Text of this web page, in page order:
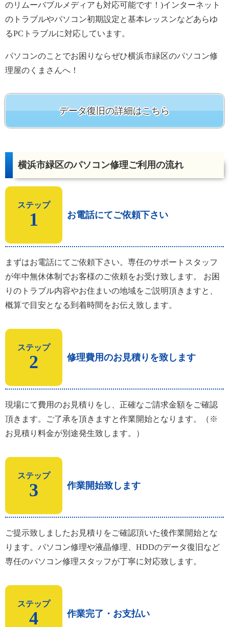
のリムーバブルメディアも対応可能です！)インターネット
のトラブルやパソコン初期設定と基本レッスンなどあらゆ
るPCトラブルに対応しています。
パソコンのことでお困りならぜひ横浜市緑区のパソコン修
理屋のくまさんへ！
データ復旧の詳細はこちら
横浜市緑区のパソコン修理ご利用の流れ
ステップ
1 お電話にてご依頼下さい
まずはお電話にてご依頼下さい。専任のサポートスタッフ
が年中無休体制でお客様のご依頼をお受け致します。 お困
りのトラブル内容やお住まいの地域をご説明頂きますと、
概算で目安となる到着時間をお伝え致します。
ステップ
2 修理費用のお見積りを致します
現場にて費用のお見積りをし、正確なご請求金額をご確認
頂きます。ご了承を頂きますと作業開始となります。（※
お見積り料金が別途発生致します。）
ステップ
3 作業開始致します
ご提示致しましたお見積りをご確認頂いた後作業開始とな
ります。パソコン修理や液晶修理、HDDのデータ復旧など
専任のパソコン修理スタッフが丁寧に対応致します。
ステップ
4 作業完了・お支払い